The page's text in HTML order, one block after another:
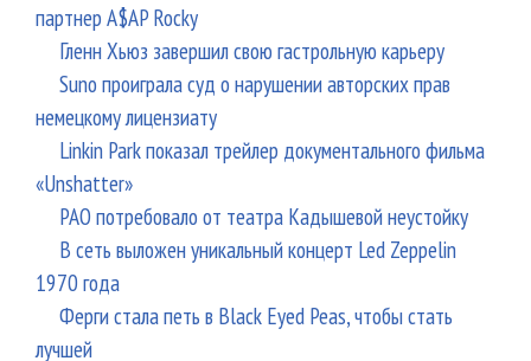
партнер A$AP Rocky
Гленн Хьюз завершил свою гастрольную карьеру
Suno проиграла суд о нарушении авторских прав
немецкому лицензиату
Linkin Park показал трейлер документального фильма
«Unshatter»
РАО потребовало от театра Кадышевой неустойку
В сеть выложен уникальный концерт Led Zeppelin
1970 года
Ферги стала петь в Black Eyed Peas, чтобы стать
лучшей